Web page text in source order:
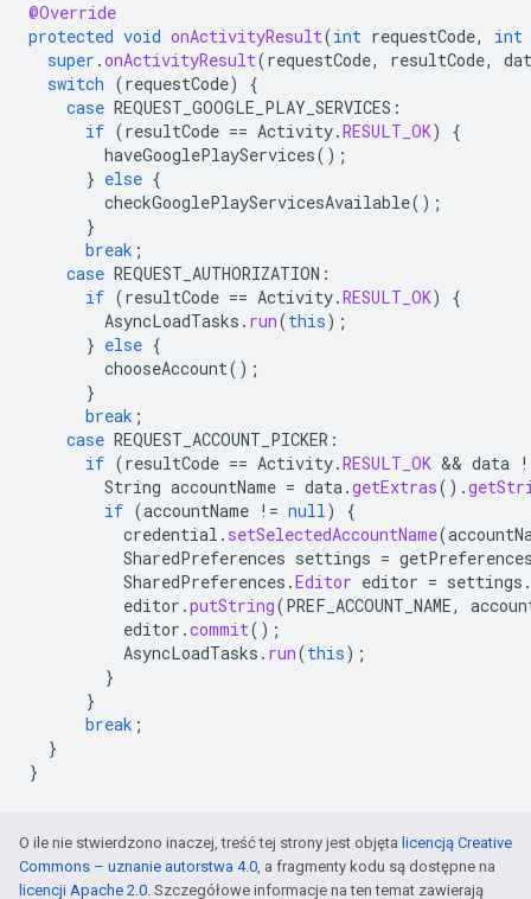
@Override
protected void onActivityResult(int requestCode,
int
super .onActivityResult(requestCode, resultCode,
switch (requestCode)
{
case REQUEST_GOOGLE_PLAY_SERVICES :
if (resultCode == Activity.RESULT_OK)
{
haveGooglePlayServices();
} else {
checkGooglePlayServicesAvailable();
}
break ;
case REQUEST_AUTHORIZATION :
if (resultCode == Activity.RESULT_OK)
{
AsyncLoadTasks . run(this);
} else {
chooseAccount();
}
break ;
case REQUEST_ACCOUNT_PICKER :
if (resultCode == Activity.RESULT_OK && data
String accountName = data.getExtras().
if (accountName != null)
{
credential . setSelectedAccountName(
SharedPreferences settings =
SharedPreferences .Editor editor = settings .
editor .putString(PREF_ACCOUNT_NAME,
editor .commit();
AsyncLoadTasks . run(this);
}
}
break ;
}
}
O ile nie stwierdzono inaczej, treść tej strony jest objęta licencją Creative
Commons – uznanie autorstwa 4.0, a fragmenty kodu są dostępne na
licencji Apache 2.0. Szczegółowe informacje na ten temat zawierają